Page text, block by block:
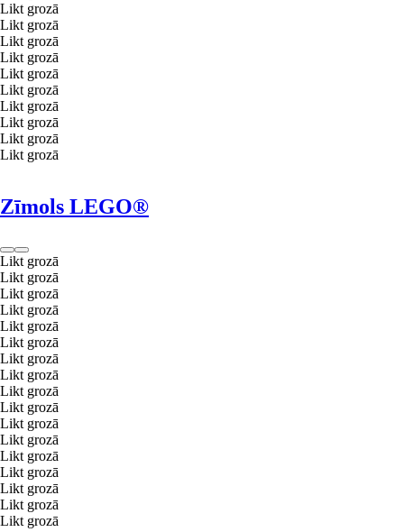
Likt grozā
Likt grozā
Likt grozā
Likt grozā
Likt grozā
Likt grozā
Likt grozā
Likt grozā
Likt grozā
Likt grozā
Zīmols LEGO®
Likt grozā
Likt grozā
Likt grozā
Likt grozā
Likt grozā
Likt grozā
Likt grozā
Likt grozā
Likt grozā
Likt grozā
Likt grozā
Likt grozā
Likt grozā
Likt grozā
Likt grozā
Likt grozā
Likt grozā